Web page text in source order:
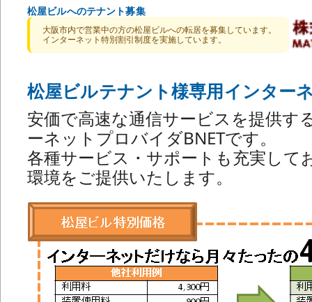
松屋ビルへのテナント募集
大阪市内で営業中の方の松屋ビルへの転居を募集しています。
インターネット特別割引制度を実施しています。
松屋ビルテナント様専用インター
安価で高速な通信サービスを提供す
ーネットプロバイダBNETです。
各種サービス・サポートも充実して
環境をご提供いたします。